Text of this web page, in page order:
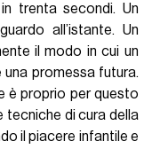
trenta secondi. Un
all’istante. Un
il modo in cui un
una promessa futura.
è proprio per questo
tecniche di cura della
il piacere infantile e